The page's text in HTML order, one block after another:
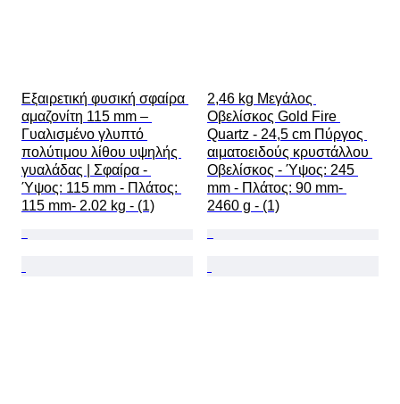
Εξαιρετική φυσική σφαίρα
αμαζονίτη 115 mm –
Γυαλισμένο γλυπτό
πολύτιμου λίθου υψηλής
γυαλάδας | Σφαίρα -
Ύψος: 115 mm - Πλάτος:
115 mm- 2.02 kg - (1)
2,46 kg Μεγάλος
Οβελίσκος Gold Fire
Quartz - 24,5 cm Πύργος
αιματοειδούς κρυστάλλου
Οβελίσκος - Ύψος: 245
mm - Πλάτος: 90 mm-
2460 g - (1)